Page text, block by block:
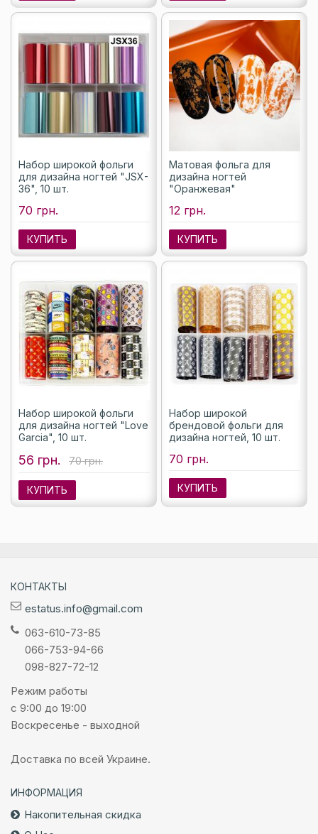
Набор широкой фольги
для дизайна ногтей "JSX-
36", 10 шт.
70 грн.
КУПИТЬ
Матовая фольга для
дизайна ногтей
"Оранжевая"
12 грн.
КУПИТЬ
Набор широкой фольги
для дизайна ногтей "Love
Garcia", 10 шт.
56 грн. 70 грн.
КУПИТЬ
Набор широкой
брендовой фольги для
дизайна ногтей, 10 шт.
70 грн.
КУПИТЬ
КОНТАКТЫ
estatus.info@gmail.com
063-610-73-85
066-753-94-66
098-827-72-12
Режим работы
с 9:00 до 19:00
Воскресенье - выходной
Доставка по всей Украине.
ИНФОРМАЦИЯ
Накопительная скидка